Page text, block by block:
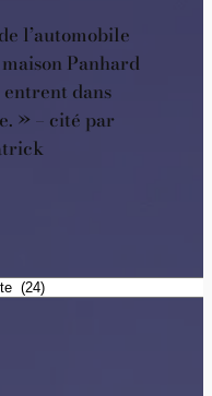
l’automobile
Panhard
dans
» – cité par